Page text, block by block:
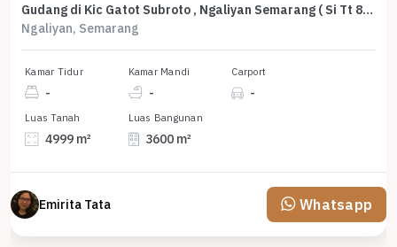
Gudang di Kic Gatot Subroto , Ngaliyan Semarang ( Si Tt 8798 )
Ngaliyan, Semarang
Kamar Tidur
-
Kamar Mandi
-
Carport
-
Luas Tanah
4999 m²
Luas Bangunan
3600 m²
Emirita Tata Whatsapp